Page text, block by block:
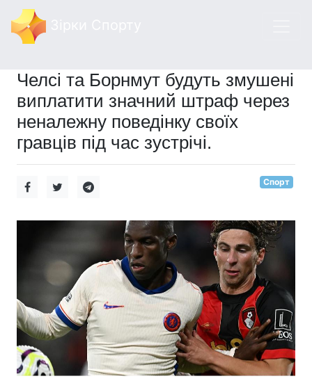
Челсі та Борнмут будуть змушені
виплатити значний штраф через
неналежну поведінку своїх
гравців під час зустрічі.
Спорт